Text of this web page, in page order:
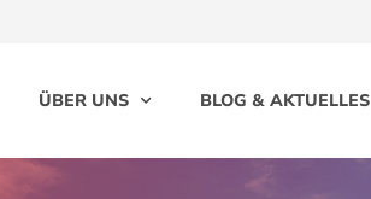
ÜBER UNS BLOG & AKTUELLES